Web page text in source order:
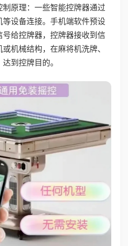
制原理：一些智能控牌器通过
设备连接。手机端软件预设
给控牌器，控牌器接收到信
机械结构，在麻将机洗牌、
到控牌目的。